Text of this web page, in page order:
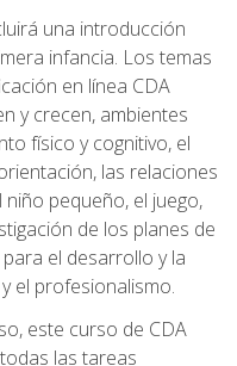
una introducción
infancia. Los temas
en línea CDA
y crecen, ambientes
físico y cognitivo, el
las relaciones
niño pequeño, el juego,
de los planes de
el desarrollo y la
el profesionalismo.
este curso de CDA
las tareas